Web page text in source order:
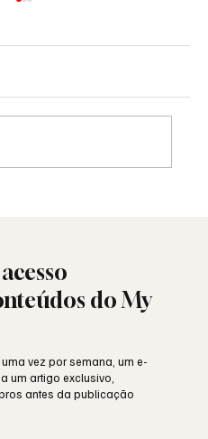
do My
vez por semana, um e-
um artigo exclusivo,
antes da publicação